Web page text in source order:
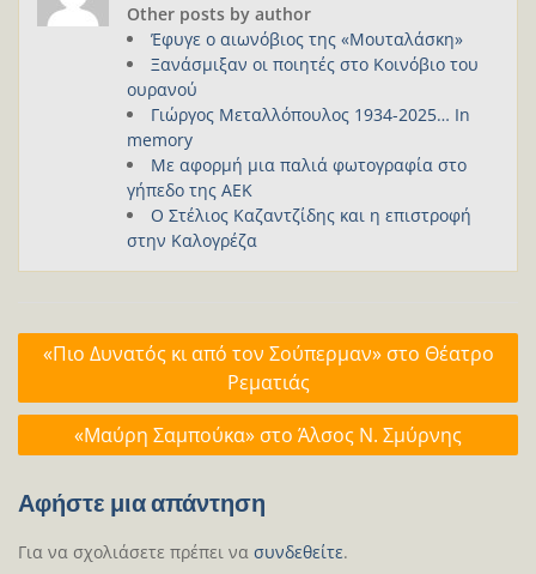
Other posts by author
Έφυγε ο αιωνόβιος της «Μουταλάσκη»
Ξανάσμιξαν οι ποιητές στο Κοινόβιο του
ουρανού
Γιώργος Μεταλλόπουλος 1934-2025… In
memory
Με αφορμή μια παλιά φωτογραφία στο
γήπεδο της ΑΕΚ
Ο Στέλιος Καζαντζίδης και η επιστροφή
στην Καλογρέζα
Πλοήγηση
«Πιο Δυνατός κι από τον Σούπερμαν» στο Θέατρο
Ρεματιάς
«Μαύρη Σαμπούκα» στο Άλσος Ν. Σμύρνης
Αφήστε μια απάντηση
Για να σχολιάσετε πρέπει να συνδεθείτε.